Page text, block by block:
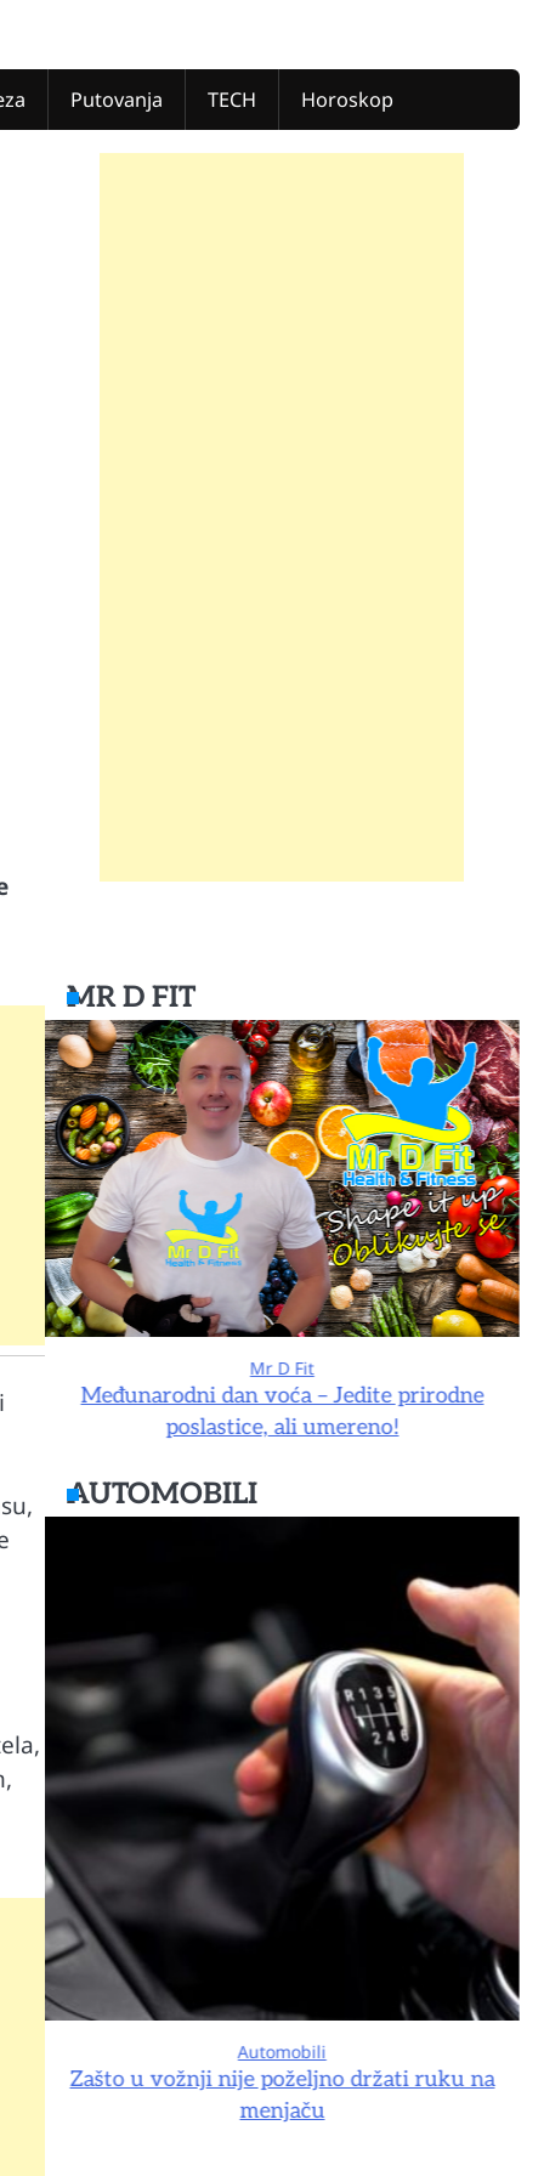
Putovanja TECH Horoskop
MR D FIT
Mr D Fit
Međunarodni dan voća – Jedite prirodne
poslastice, ali umereno!
AUTOMOBILI
Automobili
Zašto u vožnji nije poželjno držati ruku na
menjaču